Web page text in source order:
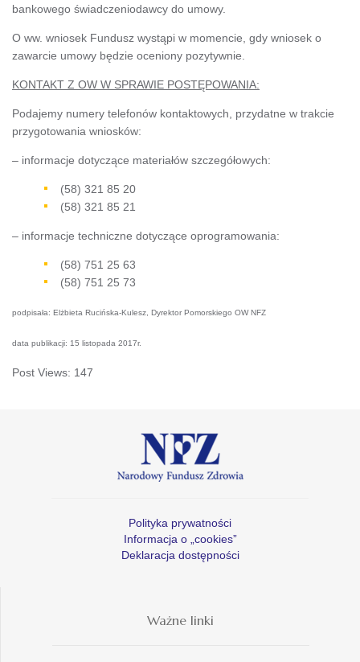
bankowego świadczeniodawcy do umowy.
O ww. wniosek Fundusz wystąpi w momencie, gdy wniosek o
zawarcie umowy będzie oceniony pozytywnie.
KONTAKT Z OW W SPRAWIE POSTĘPOWANIA:
Podajemy numery telefonów kontaktowych, przydatne w trakcie
przygotowania wniosków:
– informacje dotyczące materiałów szczegółowych:
(58) 321 85 20
(58) 321 85 21
– informacje techniczne dotyczące oprogramowania:
(58) 751 25 63
(58) 751 25 73
podpisała: Elżbieta Rucińska-Kulesz, Dyrektor Pomorskiego OW NFZ
data publikacji: 15 listopada 2017r.
Post Views: 147
Polityka prywatności
Informacja o „cookies”
Deklaracja dostępności
Ważne linki